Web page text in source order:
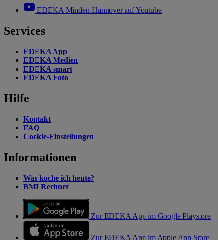
EDEKA Minden-Hannover auf Youtube
Services
EDEKA App
EDEKA Medien
EDEKA smart
EDEKA Foto
Hilfe
Kontakt
FAQ
Cookie-Einstellungen
Informationen
Was koche ich heute?
BMI Rechner
Zur EDEKA App im Google Playstore
Zur EDEKA App im Apple App Store